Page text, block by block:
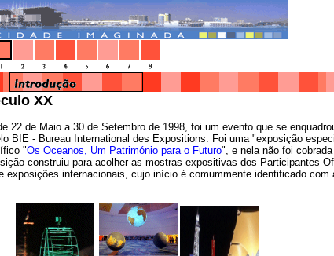
XX
22 de Maio a 30 de Setembro de 1998, foi um evento que se
BIE - Bureau International des Expositions. Foi uma "exposição
"Os Oceanos, Um Património para o Futuro", e nela não foi
construiu para acolher as mostras expositivas dos Participantes
exposições internacionais, cujo início é comummente identificado com